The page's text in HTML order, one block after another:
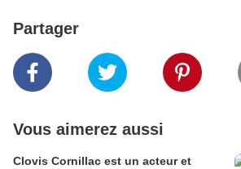
Partager
Vous aimerez aussi
Clovis Cornillac est un acteur et